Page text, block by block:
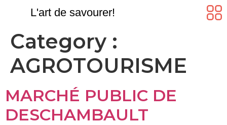
L'art de savourer!
Category :
AGROTOURISME
MARCHÉ PUBLIC DE
DESCHAMBAULT